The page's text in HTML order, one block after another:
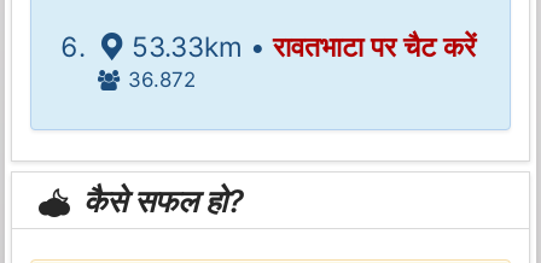
53.33km •रावतभाटा पर चैट करें
36.872
कैसे सफल हो?